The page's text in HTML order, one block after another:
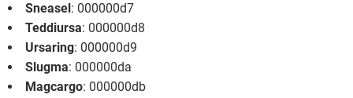
Sneasel: 000000d7
Teddiursa: 000000d8
Ursaring: 000000d9
Slugma: 000000da
Magcargo: 000000db